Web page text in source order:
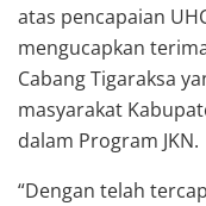
atas pencapaian
mengucapkan
Cabang Tigaraksa
masyarakat
dalam Program JKN.
“Dengan telah